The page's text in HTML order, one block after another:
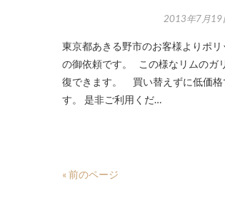
2013年7月19
東京都あきる野市のお客様よりポ
の御依頼です。 この様なリムのガ
復できます。 買い替えずに低価格
す。 是非ご利用くだ…
« 前のページ